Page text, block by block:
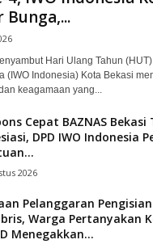
Bunga,...
Hari Ulang Tahun
(IWO Indonesia) Kota Bekasi
keagamaan yang...
Cepat BAZNAS Bekasi
DPD IWO Indonesia
2026
Pelanggaran
Warga Pertanyakan
Menegakkan...